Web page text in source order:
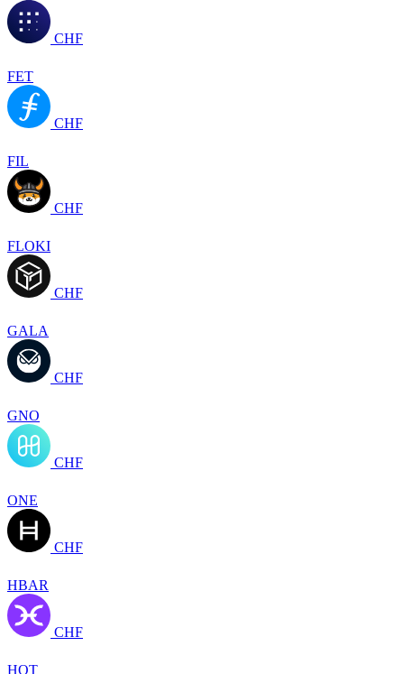
CHF
FET
CHF
FIL
CHF
FLOKI
CHF
GALA
CHF
GNO
CHF
ONE
CHF
HBAR
CHF
HOT